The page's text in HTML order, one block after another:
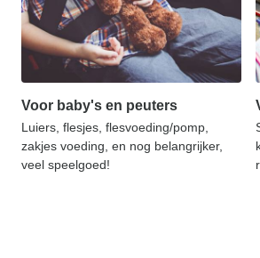
Voor baby's en peuters
Luiers, flesjes, flesvoeding/pomp,
zakjes voeding, en nog belangrijker,
veel speelgoed!